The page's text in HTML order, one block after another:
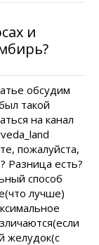
и
обсудим
такой
на канал
пожалуйста,
Разница есть?
способ
лучше)
желудок(с